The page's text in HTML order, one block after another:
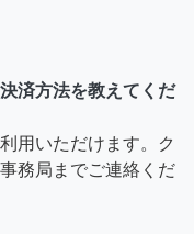
済方法を教えてくだ
用いただけます。ク
務局までご連絡くだ